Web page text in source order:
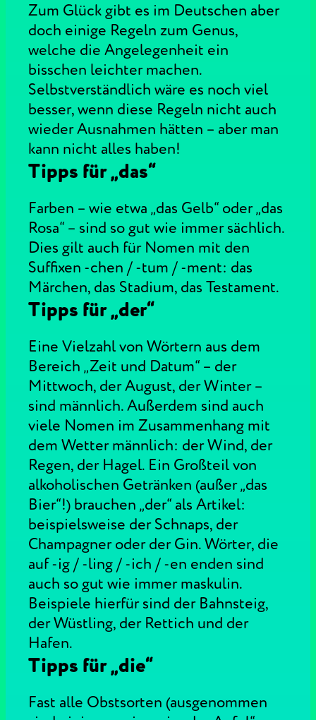
Zum Glück gibt es im Deutschen aber
doch einige Regeln zum Genus,
welche die Angelegenheit ein
bisschen leichter machen.
Selbstverständlich wäre es noch viel
besser, wenn diese Regeln nicht auch
wieder Ausnahmen hätten – aber man
kann nicht alles haben!
Tipps für „das“
Farben – wie etwa „das Gelb“ oder „das
Rosa“ – sind so gut wie immer sächlich.
Dies gilt auch für Nomen mit den
Suffixen -chen / -tum / -ment: das
Märchen, das Stadium, das Testament.
Tipps für „der“
Eine Vielzahl von Wörtern aus dem
Bereich „Zeit und Datum“ – der
Mittwoch, der August, der Winter –
sind männlich. Außerdem sind auch
viele Nomen im Zusammenhang mit
dem Wetter männlich: der Wind, der
Regen, der Hagel. Ein Großteil von
alkoholischen Getränken (außer „das
Bier“!) brauchen „der“ als Artikel:
beispielsweise der Schnaps, der
Champagner oder der Gin. Wörter, die
auf -ig / -ling / -ich / -en enden sind
auch so gut wie immer maskulin.
Beispiele hierfür sind der Bahnsteig,
der Wüstling, der Rettich und der
Hafen.
Tipps für „die“
Fast alle Obstsorten (ausgenommen